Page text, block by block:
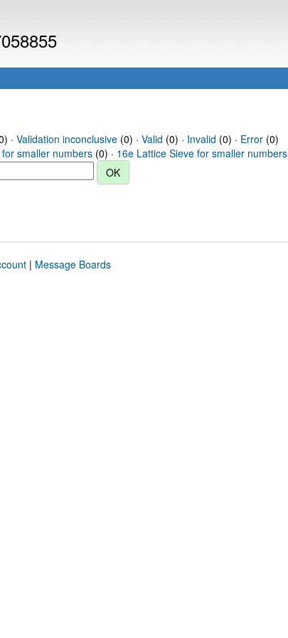
· Validation inconclusive(0) · Valid (0) · Invalid (0) · Error(0)
smaller numbers (0) · 16e Lattice Sieve for smaller numbers
| Message Boards